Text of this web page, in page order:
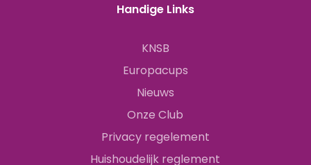
Handige Links
KNSB
Europacups
Nieuws
Onze Club
Privacy regelement
Huishoudelijk reglement